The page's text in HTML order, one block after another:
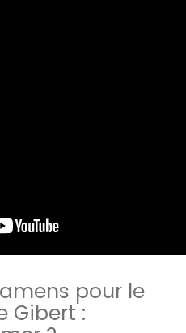
pour le
Gibert :